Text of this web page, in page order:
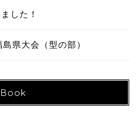
した！
県大会（型の部）